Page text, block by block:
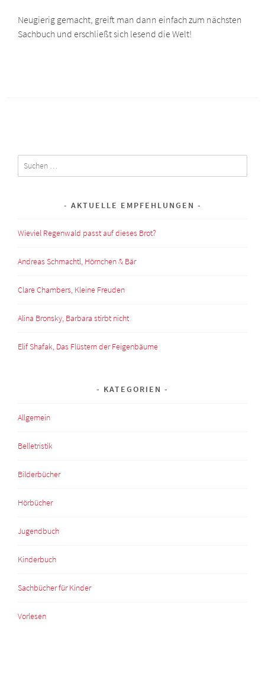
Neugierig gemacht, greift man dann einfach zum nächsten
Sachbuch und erschließt sich lesend die Welt!
Suchen
nach:
AKTUELLE EMPFEHLUNGEN
Wieviel Regenwald passt auf dieses Brot?
Andreas Schmachtl, Hörnchen & Bär
Clare Chambers, Kleine Freuden
Alina Bronsky, Barbara stirbt nicht
Elif Shafak, Das Flüstern der Feigenbäume
KATEGORIEN
Allgemein
Belletristik
Bilderbücher
Hörbücher
Jugendbuch
Kinderbuch
Sachbücher für Kinder
Vorlesen